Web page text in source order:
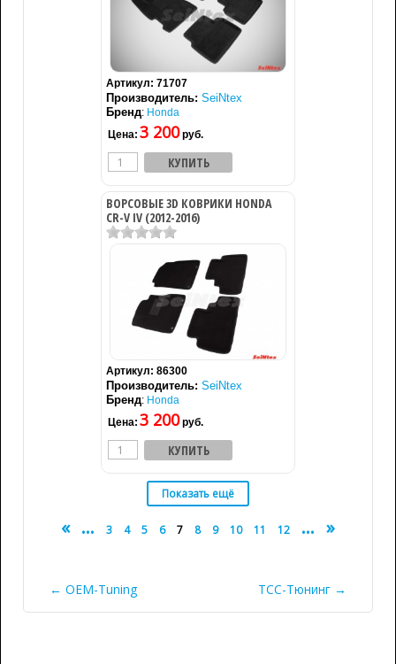
Артикул: 71707
Производитель: SeiNtex
Бренд: Honda
Цена: 3 200руб.
ВОРСОВЫЕ 3D КОВРИКИ HONDA
CR-V IV (2012-2016)
Артикул: 86300
Производитель: SeiNtex
Бренд: Honda
Цена: 3 200руб.
« ... 3 4 5 6 7 8 9 10 11 12 ... »
← OEM-Tuning ТСС-Тюнинг →